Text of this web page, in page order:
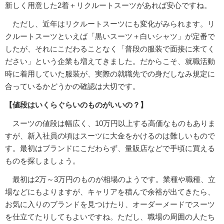
新しく用意した2着＋リクルートスーツがあれば安心ですね。
ただし、近年はリクルートスーツにも変化がみられます。リ
クルートスーツといえば「黒いスーツ＋白いシャツ」が定番で
したが、それにこだわることなく「普段の服装で面接に来てく
ださい」という企業も増えてきました。だからこそ、就職活動
時に着用していた服装が、実際の就職先での身だしなみ規定に
合っているかどうかの確認は大切です。
【値段はいくらぐらいのものがいいの？】
スーツの値段は幅広く、10万円以上する高価なものもありま
すが、新入社員の頃はスーツに大金をかけるのは難しいもので
す。最初はブランドにこだわらず、量販店などで手頃に買える
ものを探しましょう。
最初は2万～3万円のものが相場のようです。業種や職種、立
場などにもよりますが、キャリアを積んで余裕が出てきたら、
お気に入りのブランドを見つけたり、オーダーメードでスーツ
を仕立てたりしてもよいですね。ただし、職場の周囲の人たち